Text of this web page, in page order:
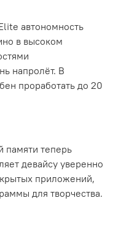
автономность
в высоком
напролёт. В
проработать до 20
теперь
девайсу уверенно
приложений,
для творчества.